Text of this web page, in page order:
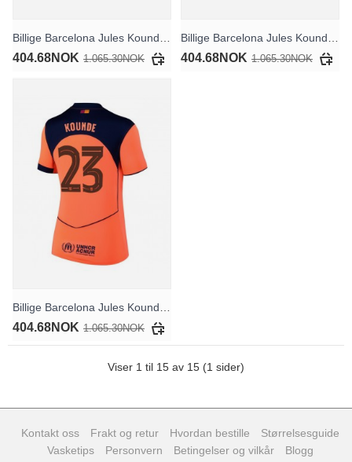
Billige Barcelona Jules Kounde #23 Hjemmedrakt Dame 2025-26 Kortermet
404.68NOK 1.065.30NOK
Billige Barcelona Jules Kounde #23 Bortedrakt Dame 2025-26 Kortermet
404.68NOK 1.065.30NOK
404.68NOK 1.065.30NOK
Viser 1 til 15 av 15 (1 sider)
Kontakt oss Frakt og retur Hvordan bestille
Størrelsesguide
Vasketips
Personvern Betingelser og vilkår Blogg